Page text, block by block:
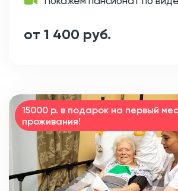
от 1 400 руб.
15000 р. в подарок на первый
проживания!